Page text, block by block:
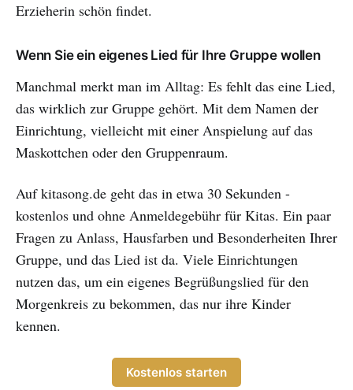
Erzieherin schön findet.
Wenn Sie ein eigenes Lied für Ihre Gruppe wollen
Manchmal merkt man im Alltag: Es fehlt das eine Lied,
das wirklich zur Gruppe gehört. Mit dem Namen der
Einrichtung, vielleicht mit einer Anspielung auf das
Maskottchen oder den Gruppenraum.
Auf kitasong.de geht das in etwa 30 Sekunden -
kostenlos und ohne Anmeldegebühr für Kitas. Ein paar
Fragen zu Anlass, Hausfarben und Besonderheiten Ihrer
Gruppe, und das Lied ist da. Viele Einrichtungen
nutzen das, um ein eigenes Begrüßungslied für den
Morgenkreis zu bekommen, das nur ihre Kinder
kennen.
Kostenlos starten